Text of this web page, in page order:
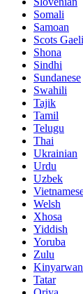
Somali
Samoan
Scots
Shona
Sindhi
Sundanese
Swahili
Tajik
Tamil
Telugu
Thai
Ukrainian
Urdu
Uzbek
Welsh
Xhosa
Yiddish
Yoruba
Zulu
Tatar